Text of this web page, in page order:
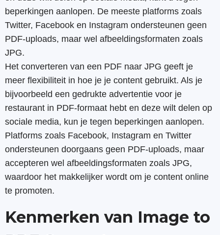
beperkingen aanlopen. De meeste platforms zoals
Twitter, Facebook en Instagram ondersteunen geen
PDF-uploads, maar wel afbeeldingsformaten zoals
JPG.
Het converteren van een PDF naar JPG geeft je
meer flexibiliteit in hoe je je content gebruikt. Als je
bijvoorbeeld een gedrukte advertentie voor je
restaurant in PDF-formaat hebt en deze wilt delen op
sociale media, kun je tegen beperkingen aanlopen.
Platforms zoals Facebook, Instagram en Twitter
ondersteunen doorgaans geen PDF-uploads, maar
accepteren wel afbeeldingsformaten zoals JPG,
waardoor het makkelijker wordt om je content online
te promoten.
Kenmerken van Image to